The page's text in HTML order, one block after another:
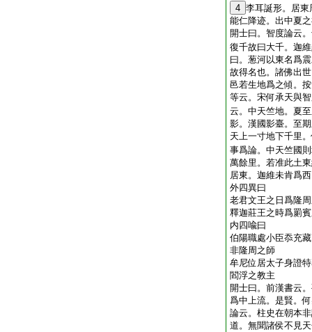
4 李耳誕形。居東
能仁降迹。出中夏
開士曰。智度論云
復千故曰大千。迦
曰。葱河以東名爲
故得名也。諸佛出
邑若生地爲之傾。
等云。宋何承天與
云。中天竺地。夏
影。漢國影臺。至
天上一寸地下千里
事爲論。中天竺國
萬餘里。若准此土
居東。迦維未肯爲
外四異曰
老君文王之日爲隆
釋迦莊王之時爲罽
内四喩曰
伯陽職處小臣忝充
非隆周之師
牟尼位居太子身證
閻浮之教主
開士曰。前漢書云
爲中上流。是賢。
論云。柱史在朝本
道。無聞諸侯不見